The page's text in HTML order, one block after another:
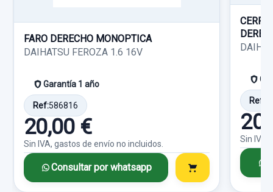
Consultar por whatsapp
150,00 €
Consultar por whatsapp
FARO DERECHO MONOPTICA
DAIHATSU FEROZA 1.6 16V
Garantía 1 año
Ref:586816
20,00 €
Sin IVA, gastos de envío no incluidos.
Consultar por whatsapp
Ref:
Sin IVA,